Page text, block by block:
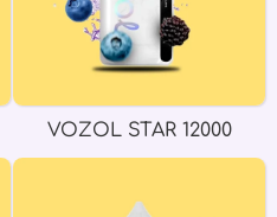
VOZOL STAR 12000